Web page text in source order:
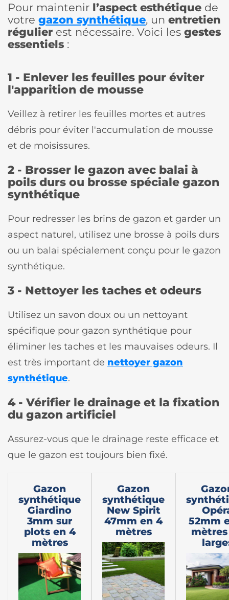
Pour maintenir l’aspect esthétique de
votre gazon synthétique, un entretien
régulier est nécessaire. Voici les gestes
essentiels :
1 - Enlever les feuilles pour éviter
l'apparition de mousse
Veillez à retirer les feuilles mortes et autres
débris pour éviter l'accumulation de mousse
et de moisissures.
2 - Brosser le gazon avec balai à
poils durs ou brosse spéciale gazon
synthétique
Pour redresser les brins de gazon et garder un
aspect naturel, utilisez une brosse à poils durs
ou un balai spécialement conçu pour le gazon
synthétique.
3 - Nettoyer les taches et odeurs
Utilisez un savon doux ou un nettoyant
spécifique pour gazon synthétique pour
éliminer les taches et les mauvaises odeurs. Il
est très important de nettoyer gazon
synthétique.
4 - Vérifier le drainage et la fixation
du gazon artificiel
Assurez-vous que le drainage reste efficace et
que le gazon est toujours bien fixé.
Gazon
synthétique
Giardino
3mm sur
plots en 4
mètres
Gazon
synthétique
New Spirit
47mm en 4
mètres
52mm